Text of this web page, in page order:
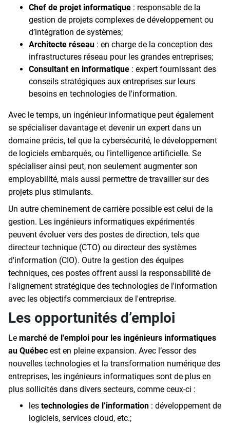
Chef de projet informatique : responsable de la
gestion de projets complexes de développement ou
d’intégration de systèmes;
Architecte réseau : en charge de la conception des
infrastructures réseau pour les grandes entreprises;
Consultant en informatique : expert fournissant des
conseils stratégiques aux entreprises sur leurs
besoins en technologies de l'information.
Avec le temps, un ingénieur informatique peut également
se spécialiser davantage et devenir un expert dans un
domaine précis, tel que la cybersécurité, le développement
de logiciels embarqués, ou l'intelligence artificielle. Se
spécialiser ainsi peut, non seulement augmenter son
employabilité, mais aussi permettre de travailler sur des
projets plus stimulants.
Un autre cheminement de carrière possible est celui de la
gestion. Les ingénieurs informatiques expérimentés
peuvent évoluer vers des postes de direction, tels que
directeur technique (CTO) ou directeur des systèmes
d'information (CIO). Outre la gestion des équipes
techniques, ces postes offrent aussi la responsabilité de
l'alignement stratégique des technologies de l'information
avec les objectifs commerciaux de l'entreprise.
Les opportunités d’emploi
Le marché de l'emploi pour les ingénieurs informatiques
au Québec est en pleine expansion. Avec l’essor des
nouvelles technologies et la transformation numérique des
entreprises, les ingénieurs informatiques sont de plus en
plus sollicités dans divers secteurs, comme ceux-ci :
les technologies de l’information : développement de
logiciels, services cloud, etc.;